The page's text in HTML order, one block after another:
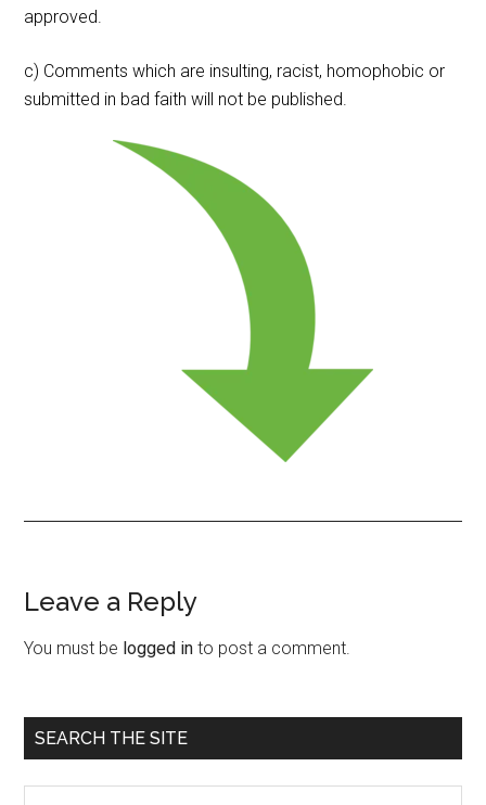
approved.
c) Comments which are insulting, racist, homophobic or
submitted in bad faith will not be published.
Reader
Interactions
Leave a Reply
You must be logged in to post a comment.
Primary
Sidebar
SEARCH THE SITE